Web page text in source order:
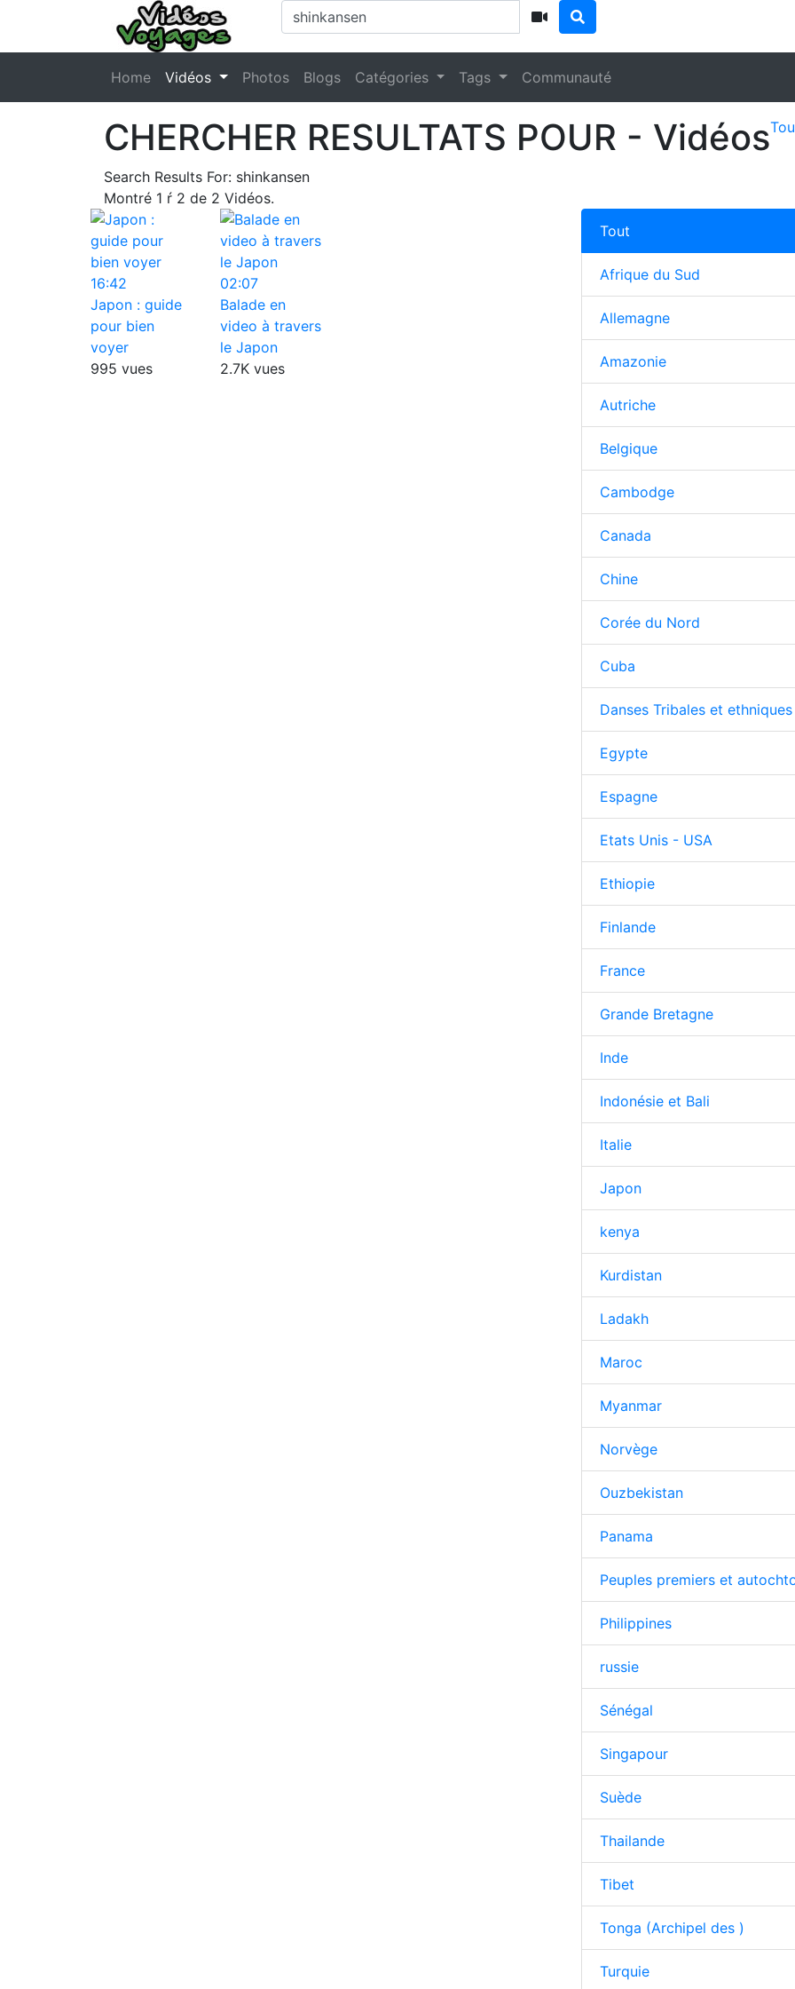
Home Vidéos Photos Blogs Catégories Tags Communauté
CHERCHER RESULTATS POUR - Vidéos
Search Results For: shinkansen
Montré 1 ŕ 2 de 2 Vidéos.
16:42
Japon : guide
pour bien
voyer
995 vues
02:07
Balade en
video à travers
le Japon
2.7K vues
Tout
Afrique du Sud
Allemagne
Amazonie
Autriche
Belgique
Cambodge
Canada
Chine
Corée du Nord
Cuba
Danses Tribales et
Egypte
Espagne
Etats Unis - USA
Ethiopie
Finlande
France
Grande Bretagne
Inde
Indonésie et Bali
Italie
Japon
kenya
Kurdistan
Ladakh
Maroc
Myanmar
Norvège
Ouzbekistan
Panama
Peuples premiers et
Philippines
russie
Sénégal
Singapour
Suède
Thailande
Tibet
Tonga (Archipel des )
Turquie